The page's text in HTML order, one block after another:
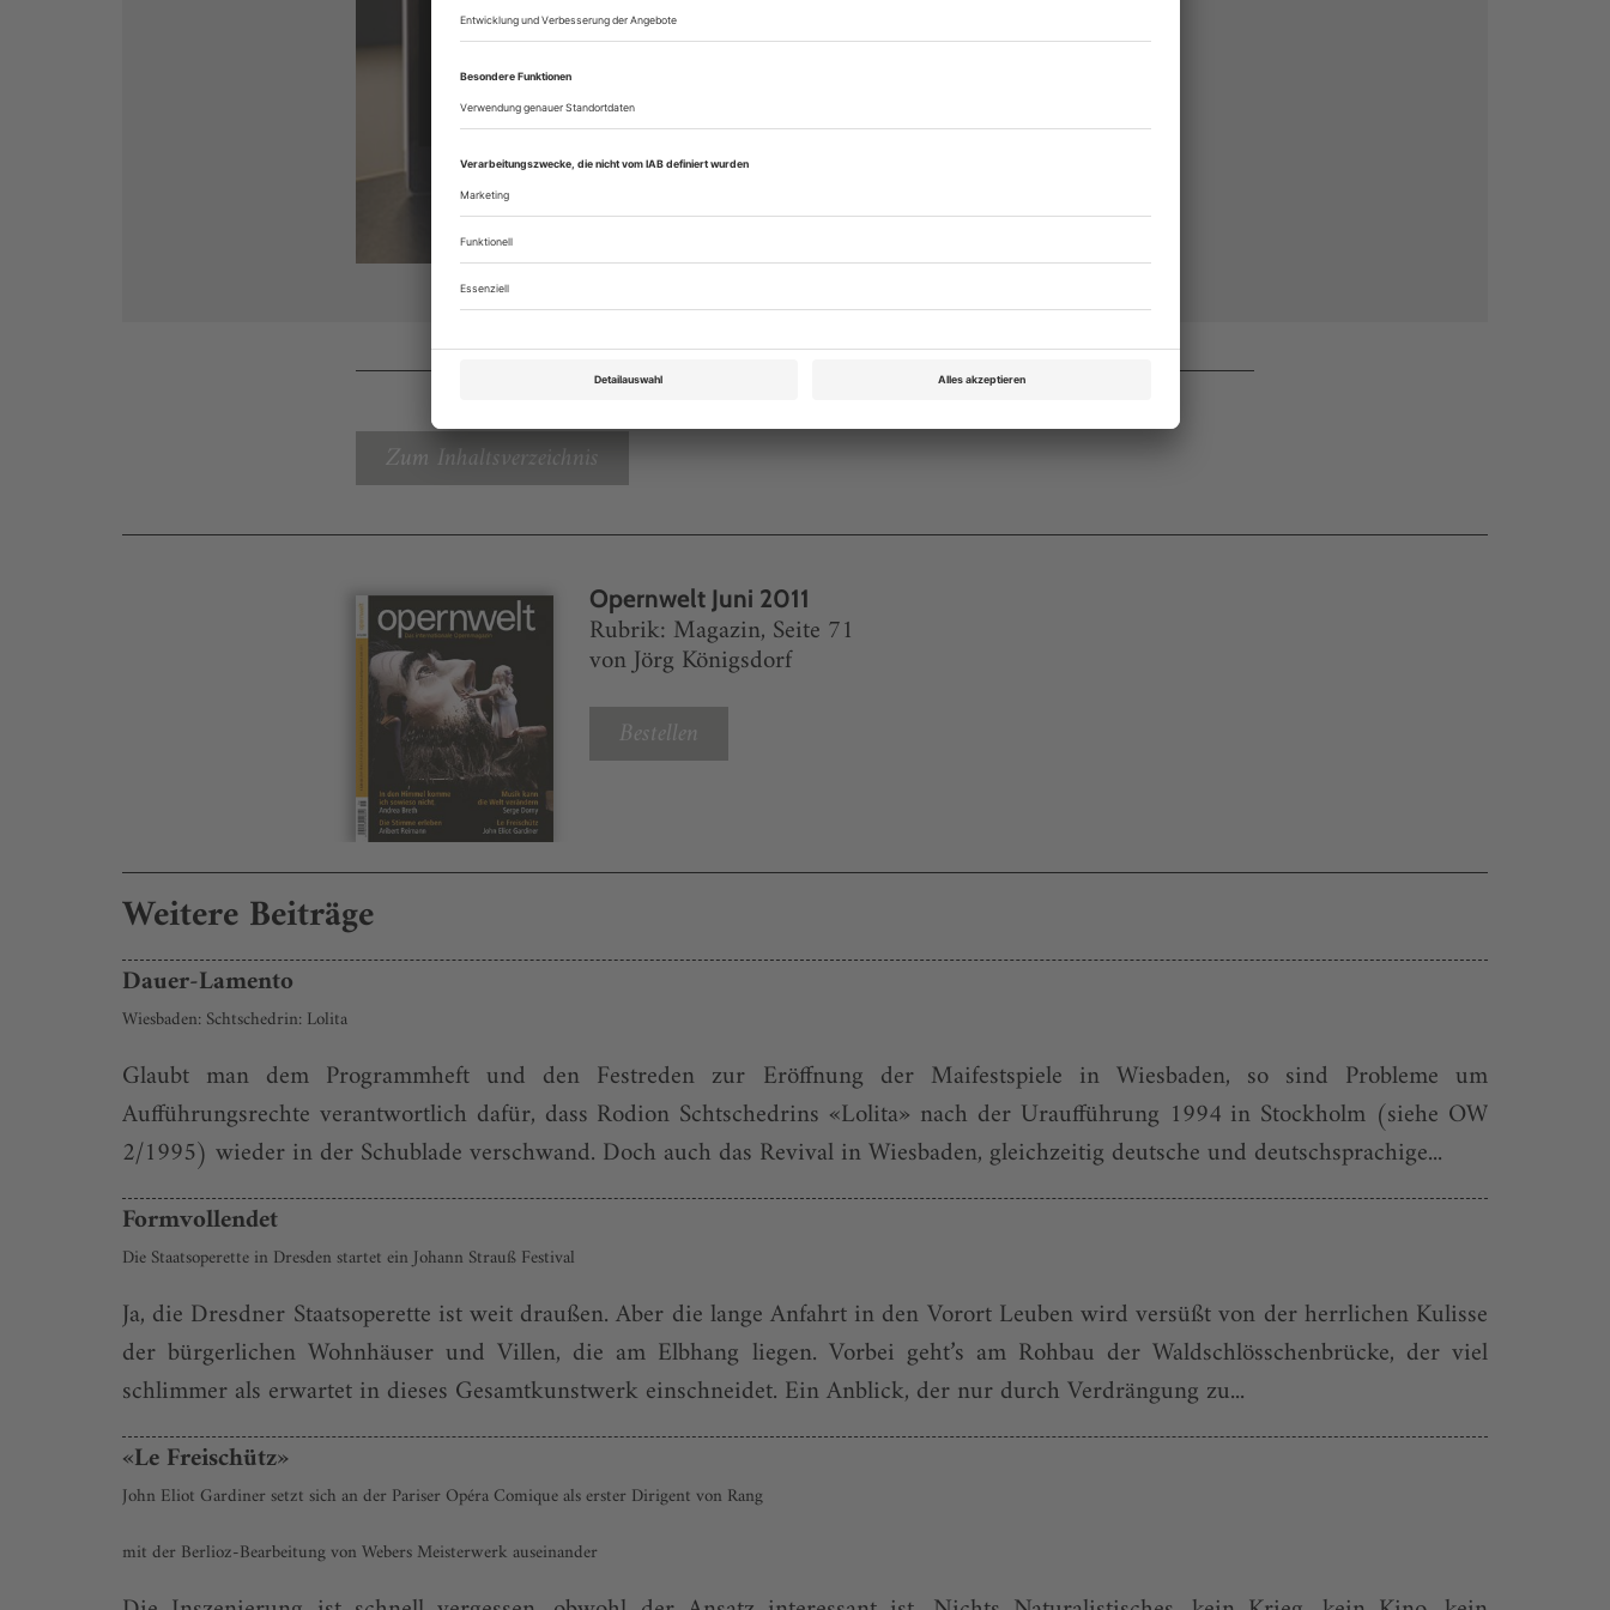
Zum Inhaltsverzeichnis
Opernwelt Juni 2011
Rubrik: Magazin, Seite 71
von Jörg Königsdorf
Bestellen
Weitere Beiträge
Dauer-Lamento
Wiesbaden: Schtschedrin: Lolita
Glaubt man dem Programmheft und den Festreden zur Eröffnung der Maifestspiele in Wiesbaden, so sind Probleme um
Aufführungsrechte verantwortlich dafür, dass Rodion Schtschedrins «Lolita» nach der Uraufführung 1994 in Stockholm (siehe OW
2/1995) wieder in der Schublade verschwand. Doch auch das Revival in Wiesbaden, gleichzeitig deutsche und deutschsprachige...
Formvollendet
Die Staatsoperette in Dresden startet ein Johann Strauß Festival
Ja, die Dresdner Staatsoperette ist weit draußen. Aber die lange Anfahrt in den Vorort Leuben wird versüßt von der herrlichen Kulisse
der bürgerlichen Wohnhäuser und Villen, die am Elbhang liegen. Vorbei geht’s am Rohbau der Waldschlösschenbrücke, der viel
schlimmer als erwartet in dieses Gesamtkunstwerk einschneidet. Ein Anblick, der nur durch Verdrängung zu...
«Le Freischütz»
John Eliot Gardiner setzt sich an der Pariser Opéra Comique als erster Dirigent von Rang
mit der Berlioz-Bearbeitung von Webers Meisterwerk auseinander